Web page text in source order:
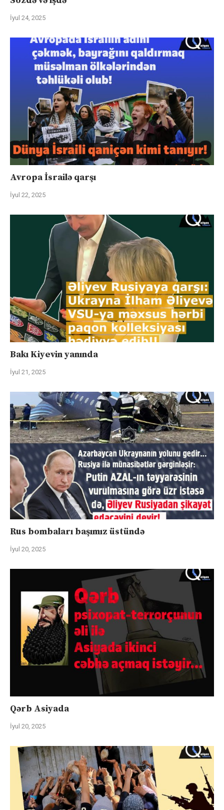
İyul 24, 2025
Avropa İsrailə qarşı
İyul 22, 2025
Bakı Kiyevin yanında
İyul 21, 2025
Rus bombaları başımız üstündə
İyul 20, 2025
Qərb Asiyada
İyul 20, 2025